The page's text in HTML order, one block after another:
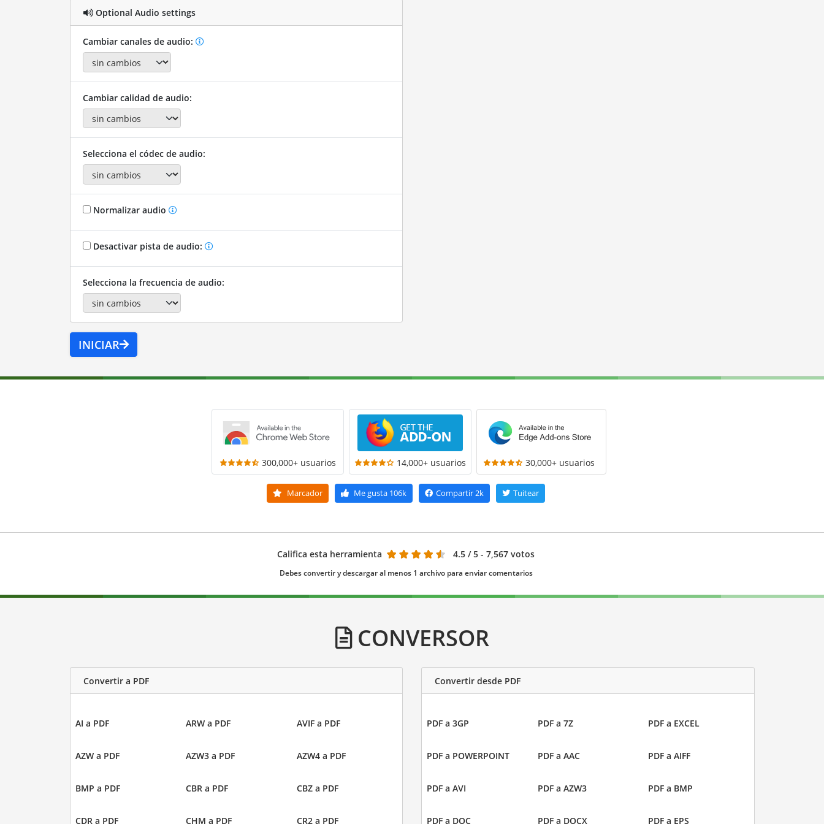
Optional Audio settings
Cambiar canales de audio:
Cambiar calidad de audio:
Selecciona el códec de audio:
Normalizar audio
Desactivar pista de audio:
Selecciona la frecuencia de audio:
INICIAR
300,000+ usuarios 14,000+ usuarios 30,000+ usuarios
Marcador Me gusta 106k Compartir2k Tuitear
Califica esta herramienta 4.5 / 5 - 7,567 votos
Debes convertir y descargar al menos 1 archivo para enviar comentarios
CONVERSOR
Convertir a PDF
AI a PDF ARW a PDF AVIF a PDF
AZW a PDF AZW3 a PDF AZW4 a PDF
BMP a PDF CBR a PDF CBZ a PDF
CDR a PDF CHM a PDF CR2 a PDF
Convertir desde PDF
PDF a 3GP PDF a 7Z PDF a EXCEL
PDF a POWERPOINT PDF a AAC PDF a AIFF
PDF a AVI PDF a AZW3 PDF a BMP
PDF a DOC PDF a DOCX PDF a EPS